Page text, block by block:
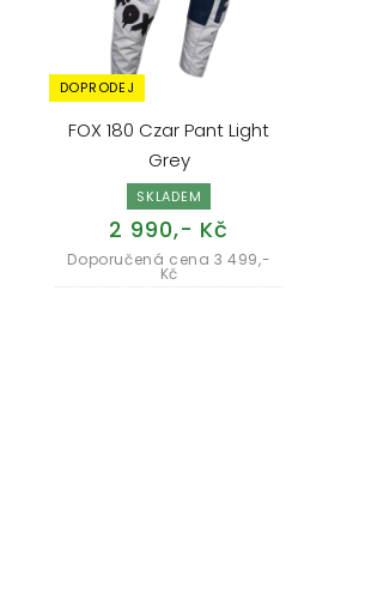
FOX 180 Czar Pant Light
Grey
SKLADEM
2 990,- Kč
Doporučená cena 3 499,-
Kč
DOPRODEJ